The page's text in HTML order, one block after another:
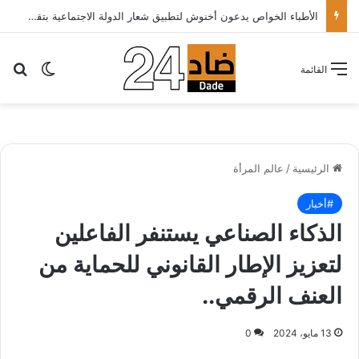
الأطباء الخواص يدعون أخنوش لتطبيق شعار الدولة الاجتماعية بتقليص كلفة العلاج على المرضى…
الوضع القائمة
الرئيسية / عالم المرأة
#أخبار
الذكاء الصناعي يستنفر الفاعلين
لتعزيز الإطار القانوني للحماية من
العنف الرقمي..
13 مايو، 2024 0